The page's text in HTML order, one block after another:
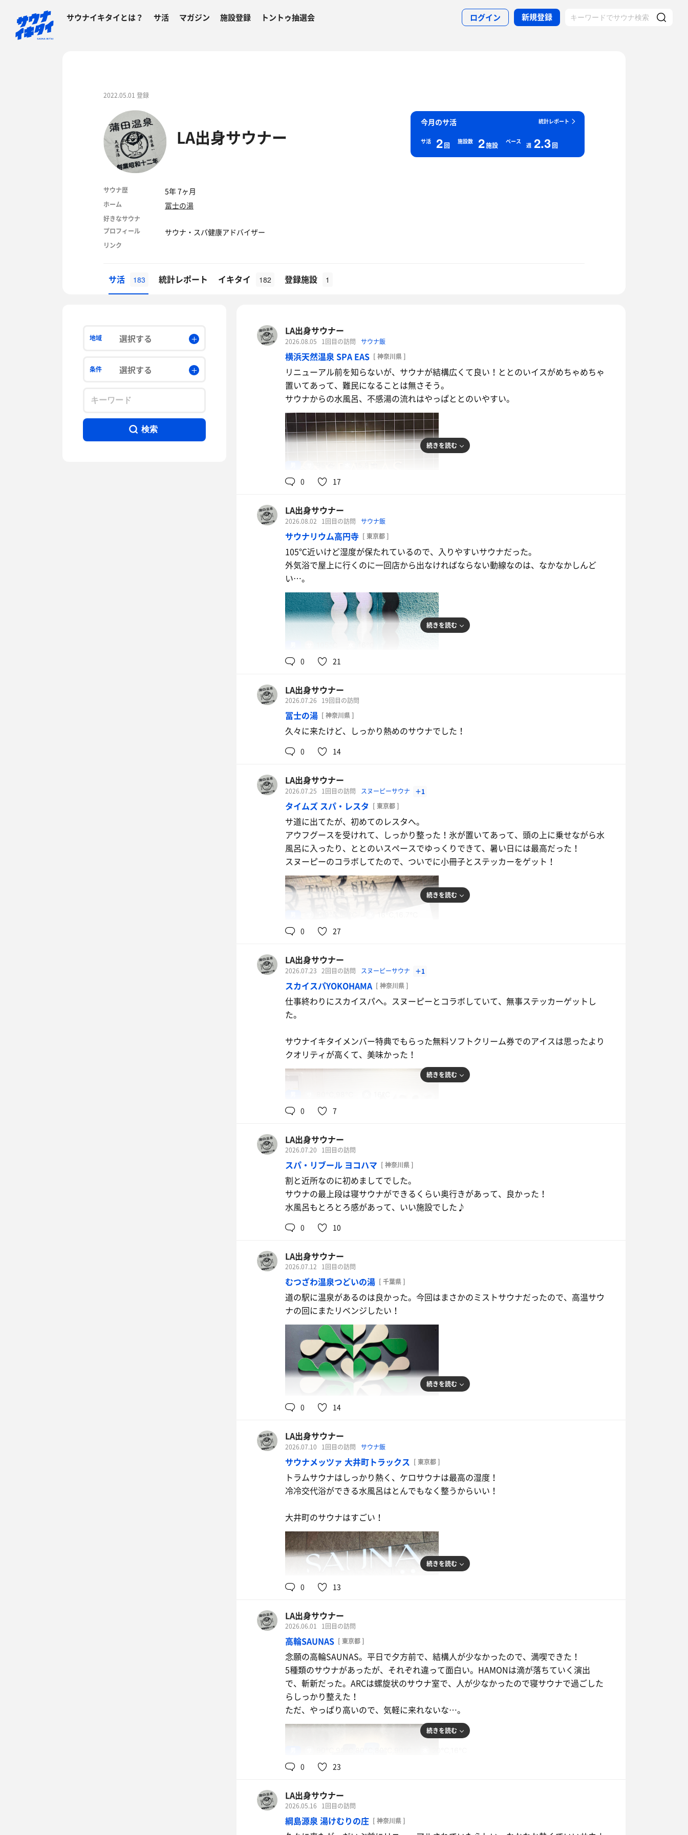
サウナイキタイとは？ サ活 マガジン 施設登録 トントゥ抽選会 ログイン 新規登録
2022.05.01 登録
LA出身サウナー
統計レポート
今月のサ活
サ活 2回 施設数 2施設 ペース
週 2.3回
サウナ歴 5年 7ヶ月
ホーム 冨士の湯
好きなサウナ
プロフィール
サウナ・スパ健康アドバイザー
リンク
サ活 183 統計レポート イキタイ 182 登録施設 1
地域 選択する
条件 選択する
検索
LA出身サウナー
2026.08.05 1回目の訪問 サウナ飯
横浜天然温泉 SPA EAS [ 神奈川県 ]
リニューアル前を知らないが、サウナが結構広くて良い！ととのいイスがめちゃめちゃ
置いてあって、難民になることは無さそう。
サウナからの水風呂、不感湯の流れはやっぱととのいやすい。
わんぱくセット
たんはやっぱ裏切らない。
水
続きを読む
0 17
LA出身サウナー
2026.08.02 1回目の訪問 サウナ飯
サウナリウム高円寺 [ 東京都 ]
105℃近いけど湿度が保たれているので、入りやすいサウナだった。
外気浴で屋上に行くのに一回店から出なければならない動線なのは、なかなかしんど
い…。
スパイシーチキンカレーZ定食
スパイスが効いた上で、辛さが控えめ
なのでめっちゃ好みの味！
そば茶
続きを読む
0 21
LA出身サウナー
2026.07.26 19回目の訪問
冨士の湯 [ 神奈川県 ]
久々に来たけど、しっかり熱めのサウナでした！
0 14
LA出身サウナー
2026.07.25 1回目の訪問 スヌーピーサウナ ＋1
タイムズ スパ・レスタ [ 東京都 ]
サ道に出てたが、初めてのレスタへ。
アウフグースを受けれて、しっかり整った！氷が置いてあって、頭の上に乗せながら水
風呂に入ったり、ととのいスペースでゆっくりできて、暑い日には最高だった！
スヌーピーのコラボしてたので、ついでに小冊子とステッカーをゲット！
カレーが真っ黒！
続きを読む
0 27
LA出身サウナー
2026.07.23 2回目の訪問 スヌーピーサウナ ＋1
スカイスパYOKOHAMA [ 神奈川県 ]
仕事終わりにスカイスパへ。スヌーピーとコラボしていて、無事ステッカーゲットし
た。
サウナイキタイメンバー特典でもらった無料ソフトクリーム券でのアイスは思ったより
クオリティが高くて、美味かった！
ミニソフトクリーム(サウイキメンバー
ズで無料)
ミルク感があって、美味い！
水
続きを読む
0 7
LA出身サウナー
2026.07.20 1回目の訪問
スパ・リブール ヨコハマ [ 神奈川県 ]
割と近所なのに初めましてでした。
サウナの最上段は寝サウナができるくらい奥行きがあって、良かった！
水風呂もとろとろ感があって、いい施設でした♪
0 10
LA出身サウナー
2026.07.12 1回目の訪問
むつざわ温泉つどいの湯 [ 千葉県 ]
道の駅に温泉があるのは良かった。今回はまさかのミストサウナだったので、高温サウ
ナの回にまたリベンジしたい！
続きを読む
0 14
LA出身サウナー
2026.07.10 1回目の訪問 サウナ飯
サウナメッツァ 大井町トラックス [ 東京都 ]
トラムサウナはしっかり熱く、ケロサウナは最高の湿度！
冷冷交代浴ができる水風呂はとんでもなく整うからいい！
大井町のサウナはすごい！
町中華最高！
続きを読む
0 13
LA出身サウナー
2026.06.01 1回目の訪問
高輪SAUNAS [ 東京都 ]
念願の高輪SAUNAS。平日で夕方前で、結構人が少なかったので、満喫できた！
5種類のサウナがあったが、それぞれ違って面白い。HAMONは滴が落ちていく演出
で、斬新だった。ARCは螺旋状のサウナ室で、人が少なかったので寝サウナで過ごした
らしっかり整えた！
ただ、やっぱり高いので、気軽に来れないな…。
続きを読む
0 23
LA出身サウナー
2026.05.16 1回目の訪問
綱島源泉 湯けむりの庄 [ 神奈川県 ]